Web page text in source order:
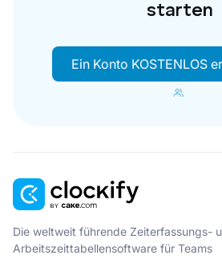
starten
Ein Konto KOSTENLOS
Die weltweit führende Zeiterfassungs-
Arbeitszeittabellensoftware für Teams